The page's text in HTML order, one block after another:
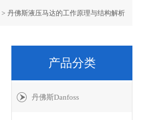
> 丹佛斯液压马达的工作原理与结构解析
产品分类
丹佛斯Danfoss